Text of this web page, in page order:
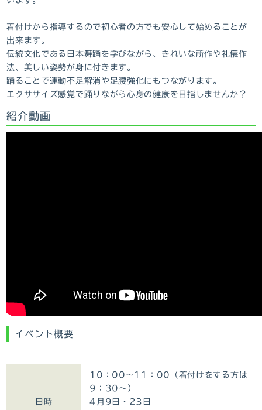
着付けから指導するので初心者の方でも安心して始めることが
出来ます。
伝統文化である日本舞踊を学びながら、きれいな所作や礼儀作
法、美しい姿勢が身に付きます。
踊ることで運動不足解消や足腰強化にもつながります。
エクササイズ感覚で踊りながら心身の健康を目指しませんか？
紹介動画
イベント概要
日時
10：00～11：00（着付けをする方は
9：30～）
4月9日・23日